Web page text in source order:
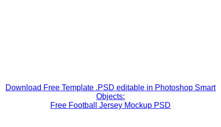
Download Free Template .PSD editable in Photoshop Smart
Objects:
Free Football Jersey Mockup PSD